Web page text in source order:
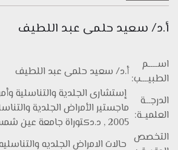
أ.د/ سعيد حلمى عبد اللطيف
أ.د/ سعيد حلمى عبد اللطيف
اســـــم
الطبيــــب:
إستشارى الجلدية والتناسلية
ماجستير الأمراض الجلدية
2005 , د.دكتوراة جامعة عين شمس
الدرجـــة
العلميــة:
حالات الامراض الجلديه التخصص